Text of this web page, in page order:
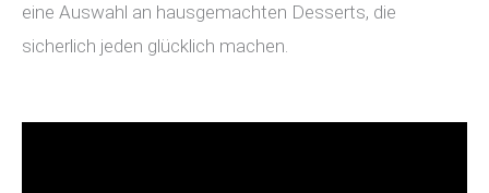
eine Auswahl an hausgemachten Desserts, die
sicherlich jeden glücklich machen.